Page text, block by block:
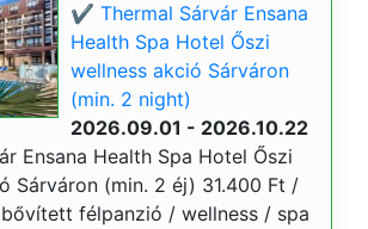
✔️ Thermal Sárvár Ensana
Health Spa Hotel Őszi
wellness akció Sárváron
(min. 2 night)
2026.09.01 - 2026.10.22
Ensana Health Spa Hotel Őszi
Sárváron (min. 2 éj) 31.400 Ft /
félpanzió / wellness / spa